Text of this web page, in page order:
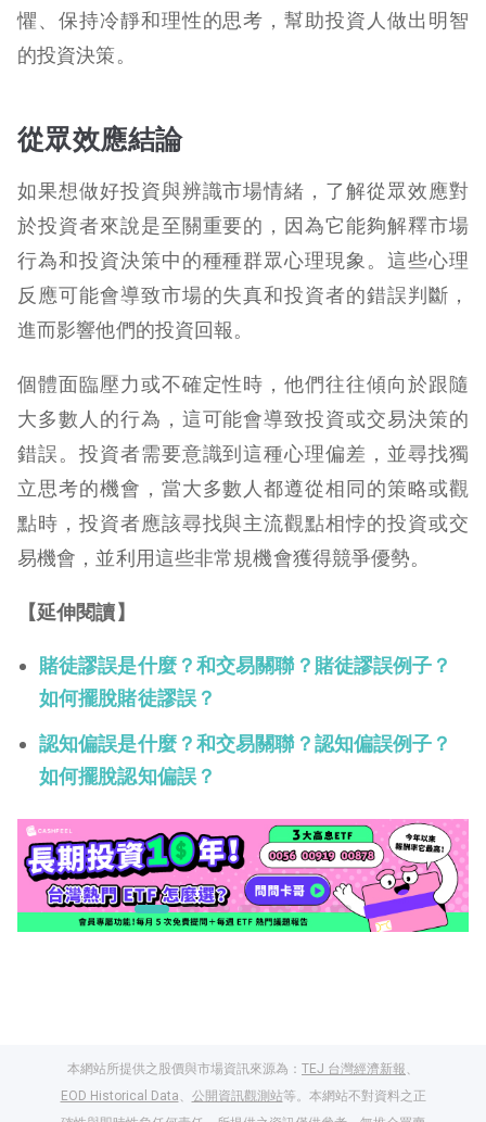
懼、保持冷靜和理性的思考，幫助投資人做出明智
的投資決策。
從眾效應結論
如果想做好投資與辨識市場情緒，了解從眾效應對
於投資者來說是至關重要的，因為它能夠解釋市場
行為和投資決策中的種種群眾心理現象。這些心理
反應可能會導致市場的失真和投資者的錯誤判斷，
進而影響他們的投資回報。
個體面臨壓力或不確定性時，他們往往傾向於跟隨
大多數人的行為，這可能會導致投資或交易決策的
錯誤。投資者需要意識到這種心理偏差，並尋找獨
立思考的機會，當大多數人都遵從相同的策略或觀
點時，投資者應該尋找與主流觀點相悖的投資或交
易機會，並利用這些非常規機會獲得競爭優勢。
【延伸閱讀】
賭徒謬誤是什麼？和交易關聯？賭徒謬誤例子？
如何擺脫賭徒謬誤？
認知偏誤是什麼？和交易關聯？認知偏誤例子？
如何擺脫認知偏誤？
本網站所提供之股價與市場資訊來源為： TEJ 台灣經濟新報、
EOD Historical Data、 公開資訊觀測站等。本網站不對資料之正